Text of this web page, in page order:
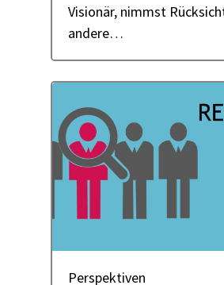
Visionär, nimmst
andere…
Perspektiven